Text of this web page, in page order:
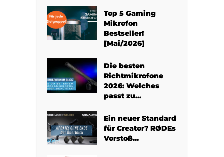
Top 5 Gaming
Mikrofon
Bestseller!
[Mai/2026]
Die besten
Richtmikrofone
2026: Welches
passt zu...
Ein neuer Standard
für Creator? RØDEs
Vorstoß...